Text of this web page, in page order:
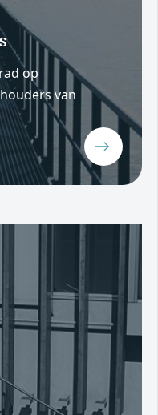
op
van